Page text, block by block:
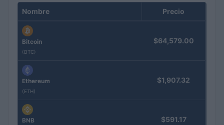
Nombre Precio
Bitcoin
(BTC)
$64,579.00
Ethereum
(ETH)
$1,907.32
BNB $591.17